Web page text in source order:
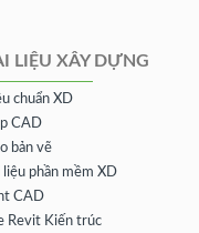
LIỆU XÂY DỰNG
chuẩn XD
CAD
bản vẽ
liệu phần mềm XD
CAD
Revit Kiến trúc